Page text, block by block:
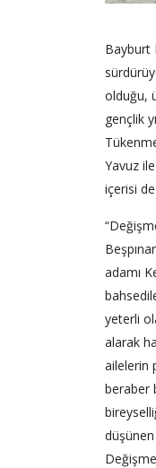
Bayburt
olduğu,
gençlik
Yavuz
içerisi
adamı
yeterli
alarak
ailelerin
beraber